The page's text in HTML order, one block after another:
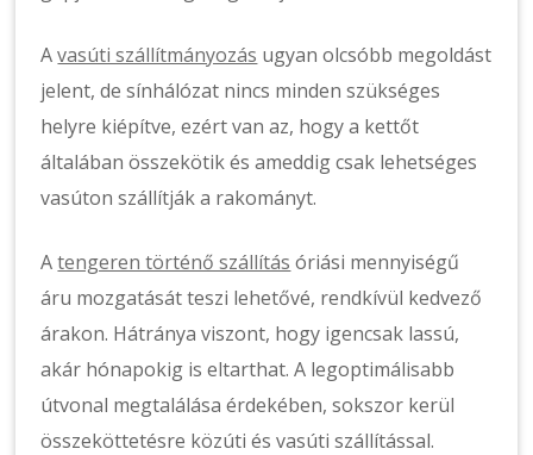
Avasúti szállítmányozás ugyan olcsóbb megoldást
jelent, de sínhálózat nincs minden szükséges
helyre kiépítve, ezért van az, hogy a kettőt
általában összekötik és ameddig csak lehetséges
vasúton szállítják a rakományt.
Atengeren történő szállítás óriási mennyiségű
áru mozgatását teszi lehetővé, rendkívül kedvező
árakon. Hátránya viszont, hogy igencsak lassú,
akár hónapokig is eltarthat. A legoptimálisabb
útvonal megtalálása érdekében, sokszor kerül
összeköttetésre közúti és vasúti szállítással.